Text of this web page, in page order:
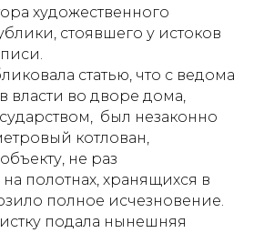
художественного
стоявшего у истоков
статью, что с ведома
власти во дворе дома,
был незаконно
котлован,
не раз
полотнах, хранящихся в
полное исчезновение.
подала нынешняя